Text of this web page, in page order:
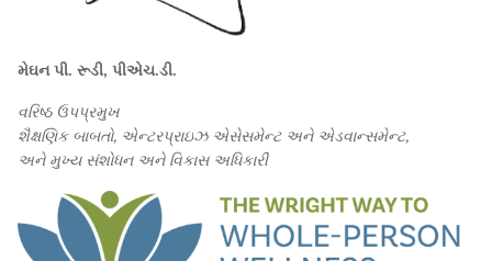
મેઘન પી. રૂડી, પીએચ.ડી.
વરિષ્ઠ ઉપપ્રમુખ
શૈક્ષણિક બાબતો, એન્ટરપ્રાઇઝ એસેસમેન્ટ અને એડવાન્સમેન્ટ,
અને મુખ્ય સંશોધન અને વિકાસ અધિકારી